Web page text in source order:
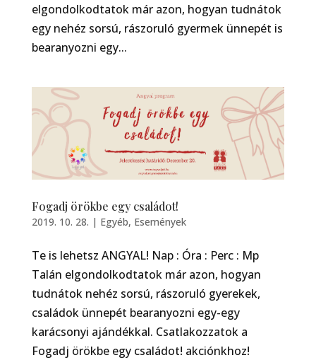
elgondolkodtatok már azon, hogyan tudnátok
egy nehéz sorsú, rászoruló gyermek ünnepét is
bearanyozni egy...
Fogadj örökbe egy családot!
2019. 10. 28. | Egyéb, Események
Te is lehetsz ANGYAL! Nap : Óra : Perc : Mp
Talán elgondolkodtatok már azon, hogyan
tudnátok nehéz sorsú, rászoruló gyerekek,
családok ünnepét bearanyozni egy-egy
karácsonyi ajándékkal. Csatlakozzatok a
Fogadj örökbe egy családot! akciónkhoz!